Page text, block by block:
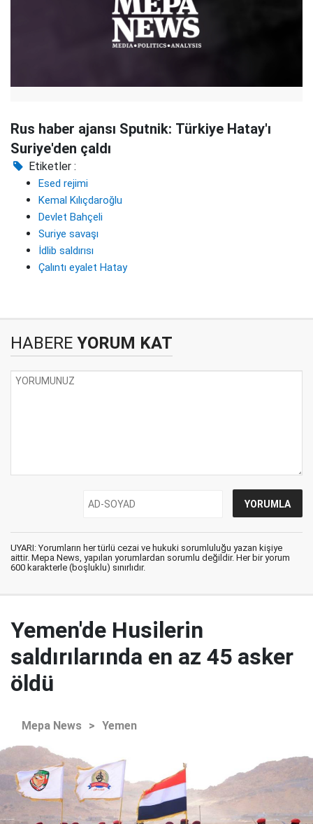
Rus haber ajansı Sputnik: Türkiye Hatay'ı
Suriye'den çaldı
Etiketler :
Esed rejimi
Kemal Kılıçdaroğlu
Devlet Bahçeli
Suriye savaşı
İdlib saldırısı
Çalıntı eyalet Hatay
HABERE YORUM KAT
UYARI: Yorumların her türlü cezai ve hukuki sorumluluğu yazan kişiye
aittir. Mepa News, yapılan yorumlardan sorumlu değildir. Her bir yorum
600 karakterle (boşluklu) sınırlıdır.
Yemen'de Husilerin
saldırılarında en az 45 asker
öldü
Mepa News > Yemen